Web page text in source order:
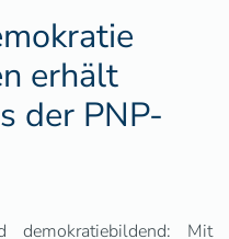
erhält
der PNP-
demokratiebildend: Mit